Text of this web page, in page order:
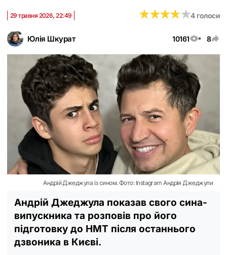
Юлія Шкурат 10161 8
29 травня 2026, 22:49 ★★★★★
★★★★★4 голоси
Андрій Джеджула із сином. Фото: Instagram Андрія Джеджули
Андрій Джеджула показав свого сина-
випускника та розповів про його
підготовку до НМТ після останнього
дзвоника в Києві.